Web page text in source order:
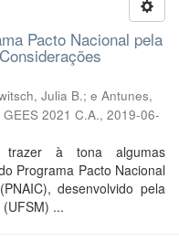
Pacto Nacional pela
Julia B.; e Antunes,
2021 C.A., 2019-06-
à tona algumas
Programa Pacto Nacional
desenvolvido pela
...